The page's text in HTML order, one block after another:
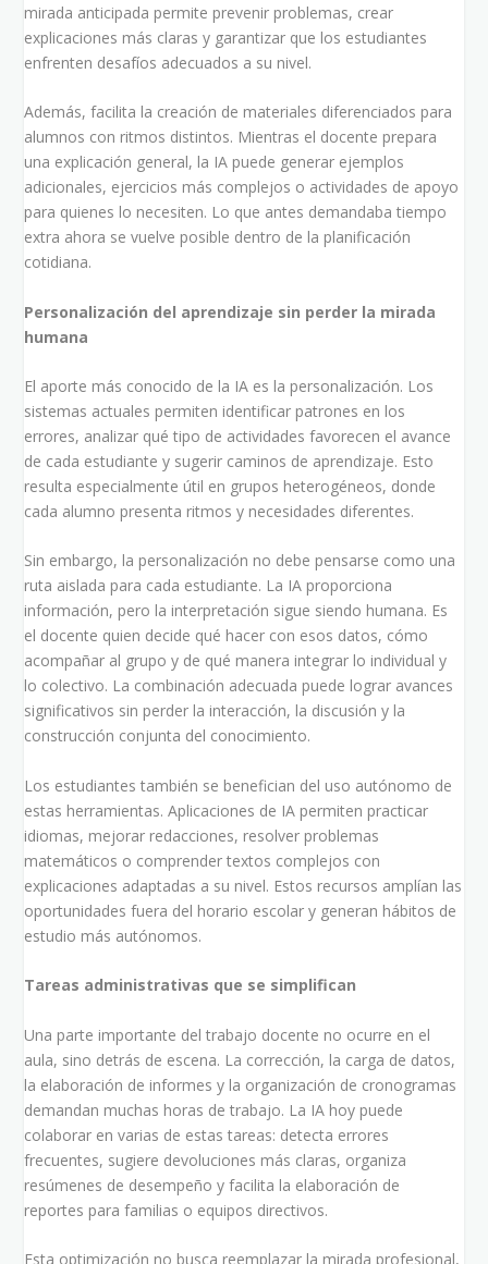
mirada anticipada permite prevenir problemas, crear
explicaciones más claras y garantizar que los estudiantes
enfrenten desafíos adecuados a su nivel.
Además, facilita la creación de materiales diferenciados para
alumnos con ritmos distintos. Mientras el docente prepara
una explicación general, la IA puede generar ejemplos
adicionales, ejercicios más complejos o actividades de apoyo
para quienes lo necesiten. Lo que antes demandaba tiempo
extra ahora se vuelve posible dentro de la planificación
cotidiana.
Personalización del aprendizaje sin perder la mirada
humana
El aporte más conocido de la IA es la personalización. Los
sistemas actuales permiten identificar patrones en los
errores, analizar qué tipo de actividades favorecen el avance
de cada estudiante y sugerir caminos de aprendizaje. Esto
resulta especialmente útil en grupos heterogéneos, donde
cada alumno presenta ritmos y necesidades diferentes.
Sin embargo, la personalización no debe pensarse como una
ruta aislada para cada estudiante. La IA proporciona
información, pero la interpretación sigue siendo humana. Es
el docente quien decide qué hacer con esos datos, cómo
acompañar al grupo y de qué manera integrar lo individual y
lo colectivo. La combinación adecuada puede lograr avances
significativos sin perder la interacción, la discusión y la
construcción conjunta del conocimiento.
Los estudiantes también se benefician del uso autónomo de
estas herramientas. Aplicaciones de IA permiten practicar
idiomas, mejorar redacciones, resolver problemas
matemáticos o comprender textos complejos con
explicaciones adaptadas a su nivel. Estos recursos amplían las
oportunidades fuera del horario escolar y generan hábitos de
estudio más autónomos.
Tareas administrativas que se simplifican
Una parte importante del trabajo docente no ocurre en el
aula, sino detrás de escena. La corrección, la carga de datos,
la elaboración de informes y la organización de cronogramas
demandan muchas horas de trabajo. La IA hoy puede
colaborar en varias de estas tareas: detecta errores
frecuentes, sugiere devoluciones más claras, organiza
resúmenes de desempeño y facilita la elaboración de
reportes para familias o equipos directivos.
Esta optimización no busca reemplazar la mirada profesional,